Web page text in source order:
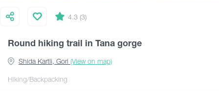
What to do
Guides
Round hiking trail in Tana gorge
Hiking/Backpacking
Shida Kartli, Gori (View on map)
4.3 (3)